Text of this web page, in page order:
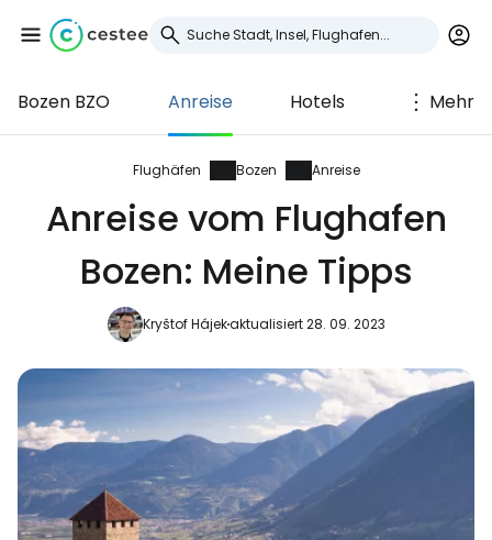
Bozen BZO Anreise Hotels Mehr
Flughäfen Bozen Anreise
Anreise vom Flughafen
Bozen: Meine Tipps
Kryštof Hájekaktualisiert 28. 09. 2023
Anmeldung bei
Cestee
... die weltweite Reise-Community
Weiter mit Facebook
Weiter mit E-Mail